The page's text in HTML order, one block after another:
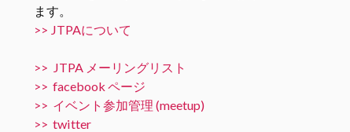
ミュニティ リツイートされました
JTPA@シリコンバレー発のエンジ
ニアコミュニティ
ます。
>> JTPAについて
>> JTPA メーリングリスト
>> facebook ページ
>> イベント参加管理 (meetup)
>> twitter